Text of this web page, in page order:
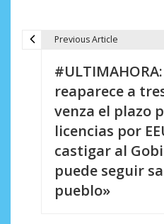
Previous Article
reaparece a
venza el plazo
licencias por
castigar al
puede seguir
pueblo»